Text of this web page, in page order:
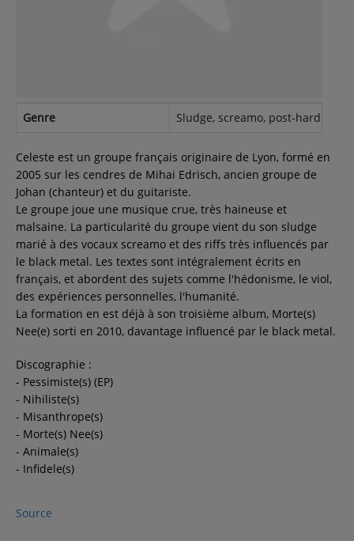
Recherche d'un titre
SE CONNECTER
Genre Sludge, screamo, post-hardcore,
Celeste est un groupe français originaire de Lyon, formé en
2005 sur les cendres de Mihai Edrisch, ancien groupe de
Johan (chanteur) et du guitariste.
Le groupe joue une musique crue, très haineuse et
malsaine. La particularité du groupe vient du son sludge
marié à des vocaux screamo et des riffs très influencés par
le black metal. Les textes sont intégralement écrits en
français, et abordent des sujets comme l'hédonisme, le viol,
des expériences personnelles, l'humanité.
La formation en est déjà à son troisième album, Morte(s)
Nee(e) sorti en 2010, davantage influencé par le black metal.
Discographie :
- Pessimiste(s) (EP)
- Nihiliste(s)
- Misanthrope(s)
- Morte(s) Nee(s)
- Animale(s)
- Infidele(s)
Source